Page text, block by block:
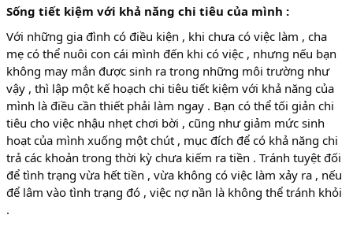
Sống tiết kiệm với khả năng chi tiêu của mình :
Với những gia đình có điều kiện , khi chưa có việc làm , cha
mẹ có thể nuôi con cái mình đến khi có việc , nhưng nếu bạn
không may mắn được sinh ra trong những môi trường như
vậy , thì lập một kế hoạch chi tiêu tiết kiệm với khả năng của
mình là điều cần thiết phải làm ngay . Bạn có thể tối giản chi
tiêu cho việc nhậu nhẹt chơi bời , cũng như giảm mức sinh
hoạt của mình xuống một chút , mục đích để có khả năng chi
trả các khoản trong thời kỳ chưa kiếm ra tiền . Tránh tuyệt đối
để tình trạng vừa hết tiền , vừa không có việc làm xảy ra , nếu
để lâm vào tình trạng đó , việc nợ nần là không thể tránh khỏi
.